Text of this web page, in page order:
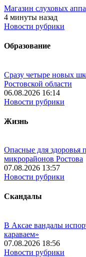
Магазин слуховых
4 минуты назад
Новости рубрики
Образование
Сразу четыре новых
Ростовской области
06.08.2026 16:14
Новости рубрики
Жизнь
Опасные для здоровья
микрорайонов Ростова
07.08.2026 13:57
Новости рубрики
Скандалы
В Аксае вандалы
караваем»
07.08.2026 18:56
Новости рубрики